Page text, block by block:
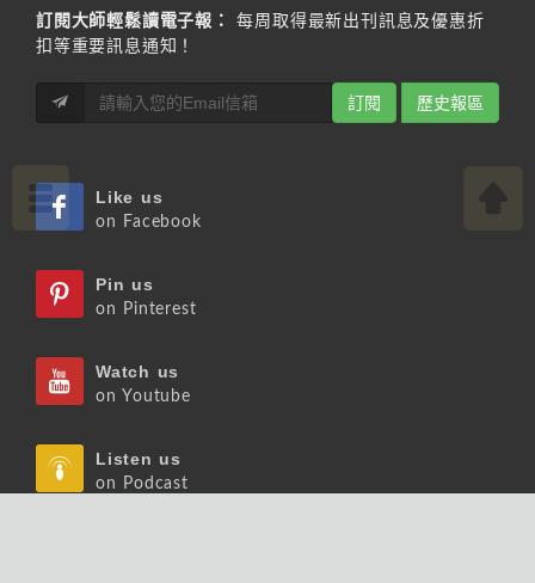
訂閱大師輕鬆讀電子報：
每周取得最新出刊訊息及優惠折
扣等重要訊息通知！
訂閱 歷史報區
Like us
on Facebook
Pin us
on Pinterest
Watch us
on Youtube
Listen us
on Podcast